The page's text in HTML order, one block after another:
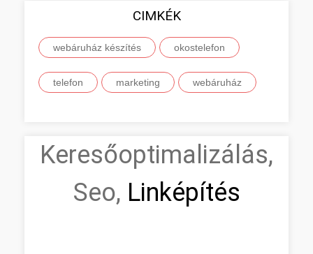
CIMKÉK
webáruház készítés okostelefon
telefon marketing webáruház
Keresőoptimalizálás,
Seo, Linképítés